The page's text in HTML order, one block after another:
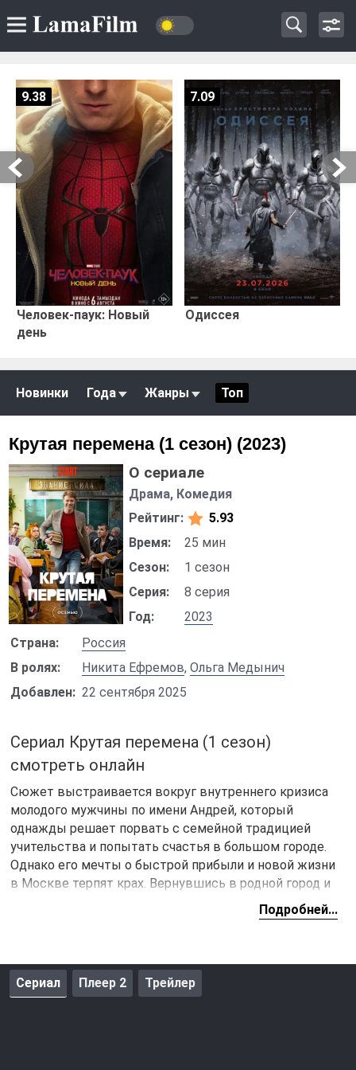
Человек-паук: Новый
день
9.38
Одиссея
7.09
Новинки Года Жанры Топ
Крутая перемена (1 сезон) (2023)
О сериале
Драма, Комедия
Рейтинг:
5.93
Время:
25 мин
Сезон:
1 сезон
Серия:
8 серия
Год:
2023
Страна:
Россия
В ролях:
Никита Ефремов,Ольга Медынич
Добавлен: 22 сентября 2025
Сериал Крутая перемена (1 сезон)
смотреть онлайн
Сюжет выстраивается вокруг внутреннего кризиса
молодого мужчины по имени Андрей, который
однажды решает порвать с семейной традицией
учительства и попытать счастья в большом городе.
Однако его мечты о быстрой прибыли и новой жизни
в Москве терпят крах. Вернувшись в родной город и
оказавшись у разбитого корыта, Андрей видит
единственный способ выйти из финансовой ямы —
Проблема в том, что дом юридически принадлежит
Подробней...
Сериал Плеер 2 Трейлер